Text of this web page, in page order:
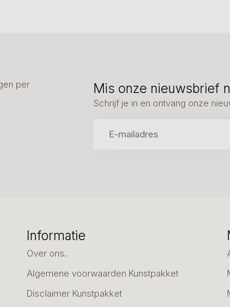
per
Mis onze nieuwsbrief
Schrijf je in en ontvang onze
Informatie
Over ons..
Algemene voorwaarden Kunstpakket
Disclaimer Kunstpakket